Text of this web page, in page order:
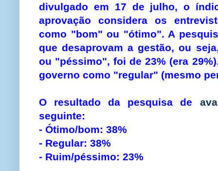
divulgado em 17 de julho, o
aprovação considera os
como "bom" ou "ótimo". A
que desaprovam a gestão, ou
ou "péssimo", foi de 23% (era
governo como "regular" (mesmo
O resultado da pesquisa de
seguinte:
- Ótimo/bom: 38%
- Regular: 38%
- Ruim/péssimo: 23%